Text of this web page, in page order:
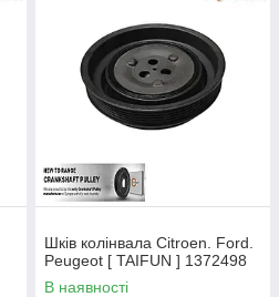
Шків колінвала Citroen. Ford.
Peugeot [ TAIFUN ] 1372498
В наявності